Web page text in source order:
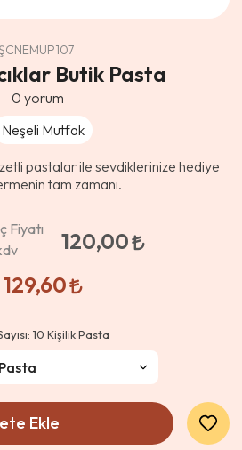
Butik Pasta
0 yorum
Neşeli Mutfak
pastalar ile sevdiklerinize hediye
tam zamanı.
Fiyatı
120,00
129,60
10 Kişilik Pasta
Ekle